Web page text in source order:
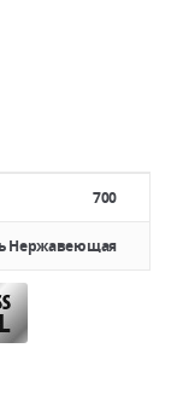
700
Нержавеющая